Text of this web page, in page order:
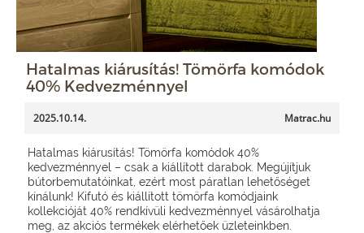
Hatalmas kiárusítás! Tömörfa komódok
40% Kedvezménnyel
2025.10.14. Matrac.hu
Hatalmas kiárusítás! Tömörfa komódok 40%
kedvezménnyel – csak a kiállított darabok. Megújítjuk
bútorbemutatóinkat, ezért most páratlan lehetőséget
kínálunk! Kifutó és kiállított tömörfa komódjaink
kollekcióját 40% rendkívüli kedvezménnyel vásárolhatja
meg, az akciós termékek elérhetőek üzleteinkben.